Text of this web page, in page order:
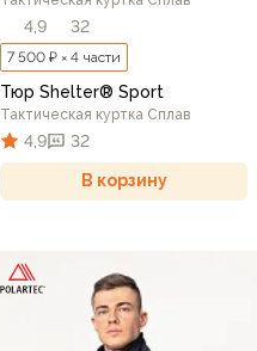
4,9 32
7 500 ₽ × 4 части
Тюр Shelter® Sport
Тактическая куртка Сплав
4,9 32
В корзину